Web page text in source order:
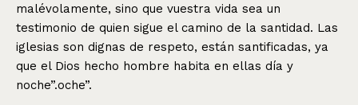
malévolamente, sino que vuestra vida sea un
testimonio de quien sigue el camino de la santidad. Las
iglesias son dignas de respeto, están santificadas, ya
que el Dios hecho hombre habita en ellas día y
noche”.oche”.